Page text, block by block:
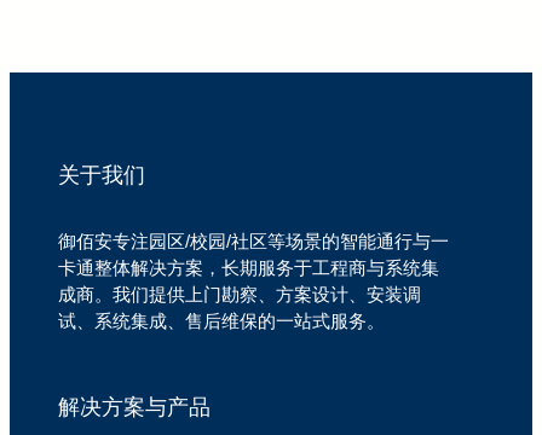
关于我们
御佰安专注园区/校园/社区等场景的智能通行与一
卡通整体解决方案，长期服务于工程商与系统集
成商。我们提供上门勘察、方案设计、安装调
试、系统集成、售后维保的一站式服务。
解决方案与产品